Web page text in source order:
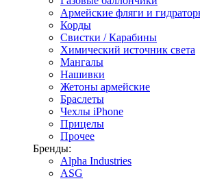
Армейские фляги и
Корды
Свистки / Карабины
Химический источник света
Мангалы
Нашивки
Жетоны армейские
Браслеты
Чехлы iPhone
Прицелы
Прочее
Бренды:
Alpha Industries
ASG